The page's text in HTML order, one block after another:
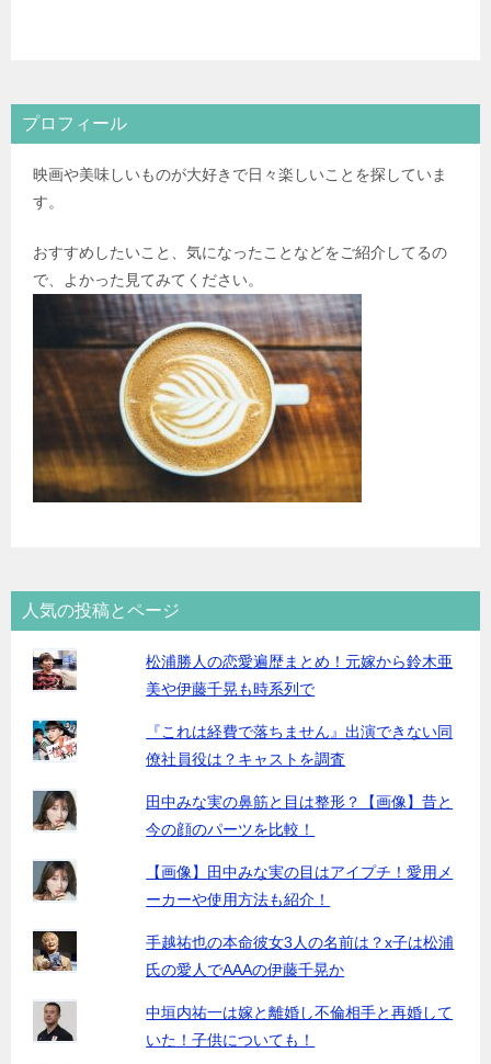
プロフィール
映画や美味しいものが大好きで日々楽しいことを探していま
す。
おすすめしたいこと、気になったことなどをご紹介してるの
で、よかった見てみてください。
人気の投稿とページ
松浦勝人の恋愛遍歴まとめ！元嫁から鈴木亜
美や伊藤千晃も時系列で
『これは経費で落ちません』出演できない同
僚社員役は？キャストを調査
田中みな実の鼻筋と目は整形？【画像】昔と
今の顔のパーツを比較！
【画像】田中みな実の目はアイプチ！愛用メ
ーカーや使用方法も紹介！
手越祐也の本命彼女3人の名前は？x子は松浦
氏の愛人でAAAの伊藤千晃か
中垣内祐一は嫁と離婚し不倫相手と再婚して
いた！子供についても！